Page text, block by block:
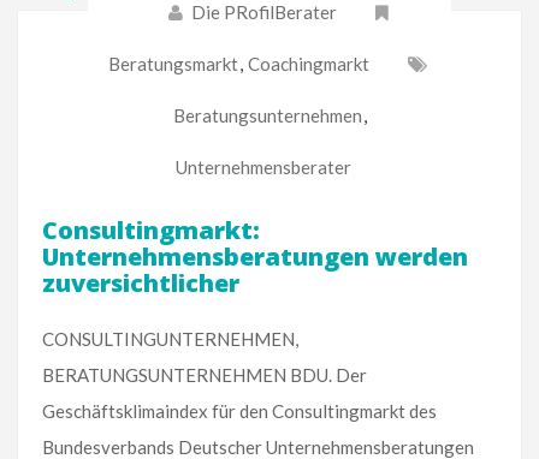
Die PRofilBerater
Beratungsmarkt, Coachingmarkt
Beratungsunternehmen,
Unternehmensberater
Consultingmarkt:
Unternehmensberatungen werden
zuversichtlicher
CONSULTINGUNTERNEHMEN,
BERATUNGSUNTERNEHMEN BDU. Der
Geschäftsklimaindex für den Consultingmarkt des
Bundesverbands Deutscher Unternehmensberatungen